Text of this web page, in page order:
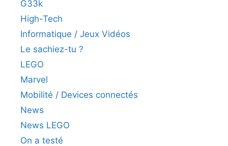
G33k
High-Tech
Informatique / Jeux Vidéos
Le sachiez-tu ?
LEGO
Marvel
Mobilité / Devices connectés
News
News LEGO
On a testé